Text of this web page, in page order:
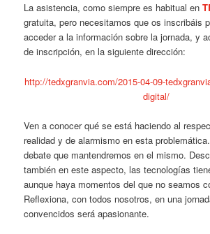
La asistencia, como siempre es habitual en
gratuita, pero necesitamos que os inscribáis
acceder a la información sobre la jornada, y
de inscripción, en la siguiente dirección:
http://tedxgranvia.com/2015-04-09-
digital/
Ven a conocer qué se está haciendo al
realidad y de alarmismo en esta
debate que mantendremos en el mismo.
también en este aspecto, las tecnologías
aunque haya momentos del que no seamos
Reflexiona, con todos nosotros, en una
convencidos será apasionante.